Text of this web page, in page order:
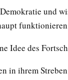
und
Idee des
in ihrem